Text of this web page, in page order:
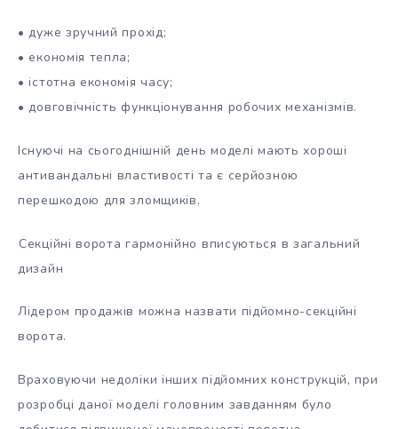
• дуже зручний прохід;
• економія тепла;
• істотна економія часу;
• довговічність функціонування робочих механізмів.
Існуючі на сьогоднішній день моделі мають хороші
антивандальні властивості та є серйозною
перешкодою для зломщиків.
Секційні ворота гармонійно вписуються в загальний
дизайн
Лідером продажів можна назвати підйомно-секційні
ворота.
Враховуючи недоліки інших підйомних конструкцій, при
розробці даної моделі головним завданням було